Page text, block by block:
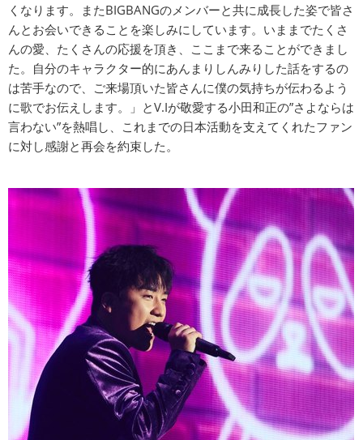
くなります。またBIGBANGのメンバーと共に成長した姿で皆さ
んとお会いできることを楽しみにしています。いままでたくさ
んの愛、たくさんの応援を頂き、ここまで来ることができまし
た。自分のキャラクター的にあんまりしんみりした話をするの
は苦手なので、ご来場頂いた皆さんに僕の気持ちが伝わるよう
に歌でお伝えします。」とV.Iが敬愛する小田和正の”さよならは
言わない”を熱唱し、これまでの日本活動を支えてくれたファン
に対し感謝と再会を約束した。